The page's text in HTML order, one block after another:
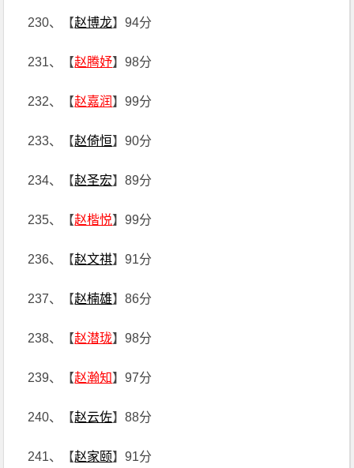
230、【赵博龙】94分
231、【赵腾妤】98分
232、【赵嘉润 】99分
233、【赵倚恒】90分
234、【赵圣宏】89分
235、【赵楷悦】99分
236、【赵文祺】91分
237、【赵楠雄】86分
238、【赵潜珑】98分
239、【赵瀚知】97分
240、【赵云佐】88分
241、【赵家颐】91分